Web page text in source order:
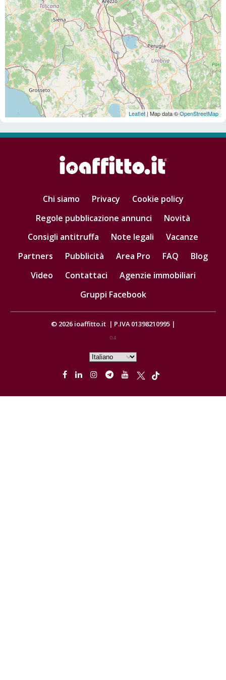
Leaflet| Map data ©OpenStreetMap
Chi siamo Privacy
Cookie policy
Regole pubblicazione annunci
Novità
Consigli antitruffa
Note legali
Vacanze
Partners
Pubblicità Area Pro FAQ
Blog
Video
Contattaci
Agenzie immobiliari
Gruppi Facebook
© 2026 ioaffitto.it | P.IVA 01398210995 |
0.4